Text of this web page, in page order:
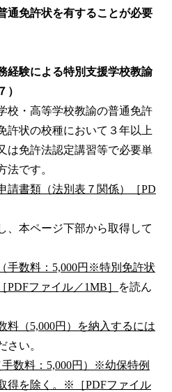
通免許状を有することが必要
経験による特別支援学校教諭
）
・高等学校教諭の普通免許
許状の校種において３年以上
は免許法認定講習等で必要単
法です。
請書類（法別表７関係）［PD
本ページ下部から取得して
手数料：5,000円※特別免許状
ファイル／1MB］
を読ん
料（5,000円）を納入するには
さい。
数料：5,000円）※幼保特例
得を除く。※［PDFファイル